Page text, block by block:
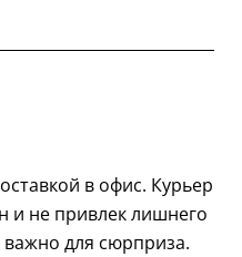
в офис. Курьер
и не привлек лишнего
для сюрприза.